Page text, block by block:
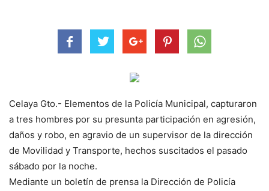
Celaya Gto.- Elementos de la Policía Municipal, capturaron
a tres hombres por su presunta participación en agresión,
daños y robo, en agravio de un supervisor de la dirección
de Movilidad y Transporte, hechos suscitados el pasado
sábado por la noche.
Mediante un boletín de prensa la Dirección de Policía